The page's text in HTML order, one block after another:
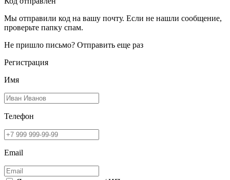
Мы отправили код на вашу почту. Если не нашли сообщение,
проверьте папку спам.
Не пришло письмо? Отправить еще раз
Регистрация
Имя
Телефон
Email